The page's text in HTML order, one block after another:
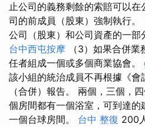
止公司的義務剩餘的索賠可以
司的前成員（股東）強制執行。
公司（股東）和公司資產的一部
台中西屯按摩 （3）如果合併業
任者組成一個或多個商業協會。
該小組的統治成員不再根據《會
（合併）報告。 兩個，三個，
個房間都有一個浴室，可到達
一個台球房間。 台中 整復 200